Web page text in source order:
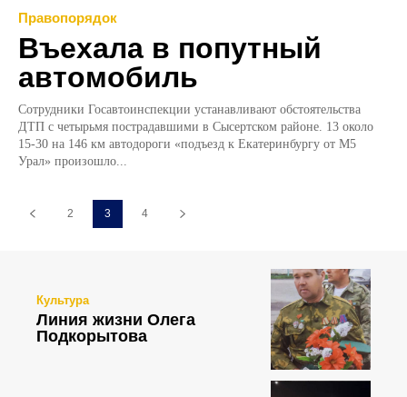
Правопорядок
Въехала в попутный
автомобиль
Сотрудники Госавтоинспекции устанавливают обстоятельства
ДТП с четырьмя пострадавшими в Сысертском районе. 13 около
15-30 на 146 км автодороги «подъезд к Екатеринбургу от М5
Урал» произошло...
2 3 4
Культура
Линия жизни Олега
Подкорытова